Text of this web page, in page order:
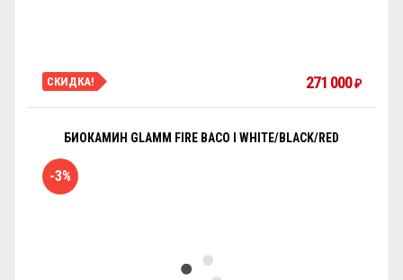
СКИДКА! 271 000₽
БИОКАМИН GLAMM FIRE BACO I WHITE/BLACK/RED
-3%